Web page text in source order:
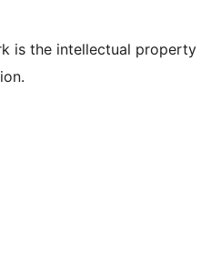
is the intellectual property